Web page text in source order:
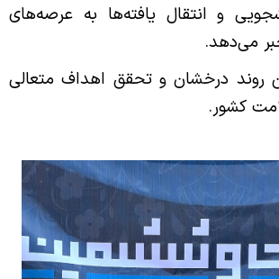
و انتقال یافته‌ها به عرصه‌های
می‌دهد.
روند درخشان و تحقق اهداف متعالی
کشور.